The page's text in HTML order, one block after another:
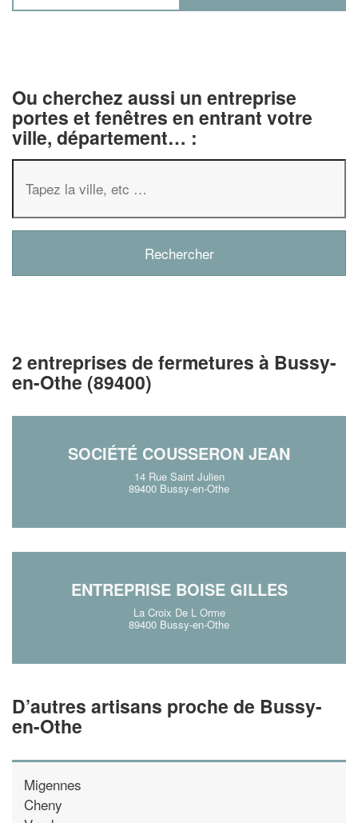
Ou cherchez aussi un entreprise
portes et fenêtres en entrant votre
ville, département… :
2 entreprises de fermetures à Bussy-
en-Othe (89400)
SOCIÉTÉ COUSSERON JEAN
14 Rue Saint Julien
89400 Bussy-en-Othe
ENTREPRISE BOISE GILLES
La Croix De L Orme
89400 Bussy-en-Othe
D’autres artisans proche de Bussy-
en-Othe
Migennes
Cheny